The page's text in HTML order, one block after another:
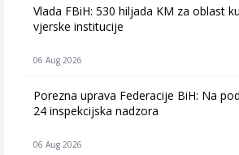
Vlada FBiH: 530 hiljada KM za oblast
vjerske institucije
06 Aug 2026
Porezna uprava Federacije BiH: Na
24 inspekcijska nadzora
06 Aug 2026